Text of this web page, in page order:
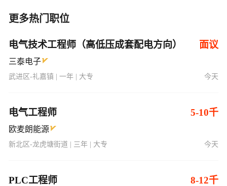
更多热门职位
电气技术工程师（高低压成套配电方向） 面议
三泰电子
武进区-礼嘉镇 | 一年 | 大专 今天
电气工程师 5-10千
欧麦朗能源
新北区-龙虎塘街道 | 三年 | 大专 今天
PLC工程师 8-12千